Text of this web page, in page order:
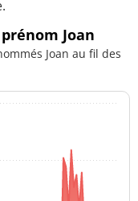
Joan
Joan au fil des